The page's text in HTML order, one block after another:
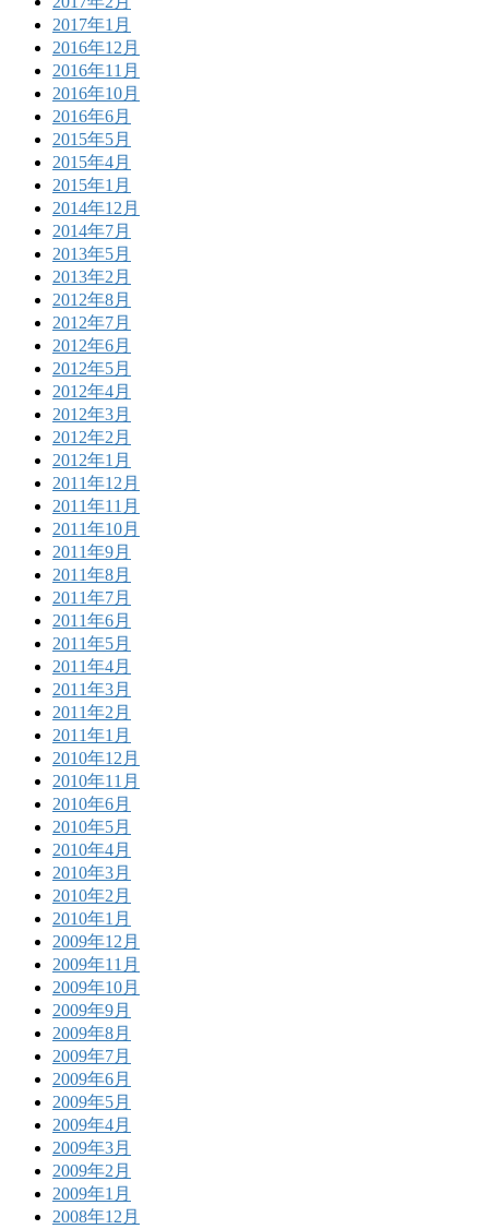
2017年1月
2016年12月
2016年11月
2016年10月
2016年6月
2015年5月
2015年4月
2015年1月
2014年12月
2014年7月
2013年5月
2013年2月
2012年8月
2012年7月
2012年6月
2012年5月
2012年4月
2012年3月
2012年2月
2012年1月
2011年12月
2011年11月
2011年10月
2011年9月
2011年8月
2011年7月
2011年6月
2011年5月
2011年4月
2011年3月
2011年2月
2011年1月
2010年12月
2010年11月
2010年6月
2010年5月
2010年4月
2010年3月
2010年2月
2010年1月
2009年12月
2009年11月
2009年10月
2009年9月
2009年8月
2009年7月
2009年6月
2009年5月
2009年4月
2009年3月
2009年2月
2009年1月
2008年12月